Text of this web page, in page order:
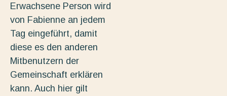
Erwachsene Person wird
von Fabienne an jedem
Tag eingeführt, damit
diese es den anderen
Mitbenutzern der
Gemeinschaft erklären
kann. Auch hier gilt